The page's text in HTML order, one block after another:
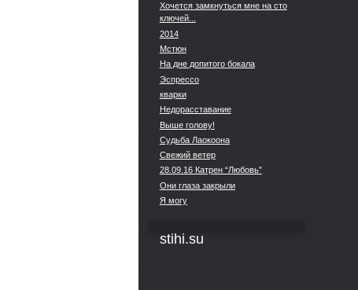
Хочется замкнуться мне на сто
ключей...
2014
Мстюн
На дне допитого бокала
Эспрессо
кварки
Недорасставание
Выше голову!
Судьба Лаокоона
Свежий ветер
28.09.16 Катрен “Любовь”
Они глаза закрыли
Я могу
stihi.su